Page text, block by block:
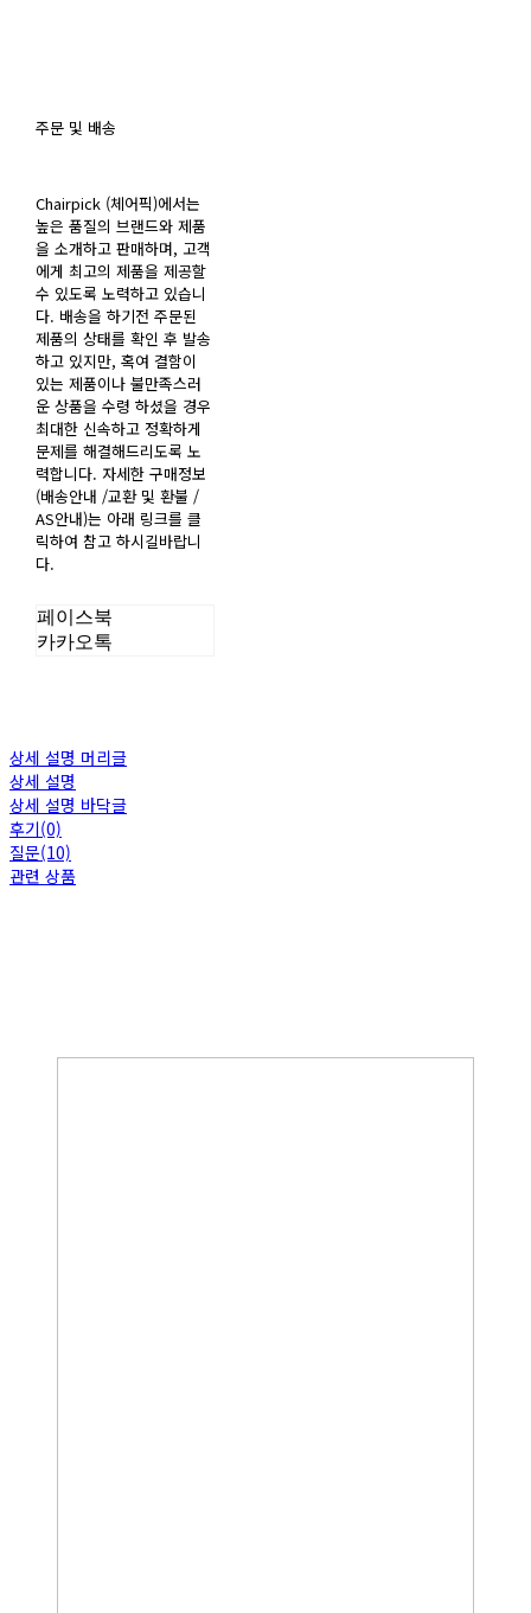
주문 및 배송
Chairpick (체어픽)에서는
높은 품질의 브랜드와 제품
을 소개하고 판매하며, 고객
에게 최고의 제품을 제공할
수 있도록 노력하고 있습니
다. 배송을 하기전 주문된
제품의 상태를 확인 후 발송
하고 있지만, 혹여 결함이
있는 제품이나 불만족스러
운 상품을 수령 하셨을 경우
최대한 신속하고 정확하게
문제를 해결해드리도록 노
력합니다. 자세한 구매정보
(배송안내 /교환 및 환불 /
AS안내)는 아래 링크를 클
릭하여 참고 하시길바랍니
다.
페이스북
카카오톡
상세 설명 머리글
상세 설명
상세 설명 바닥글
후기(0)
질문(10)
관련 상품